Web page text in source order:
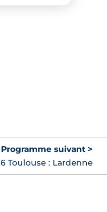
Programme suivant >
Toulouse : Lardenne